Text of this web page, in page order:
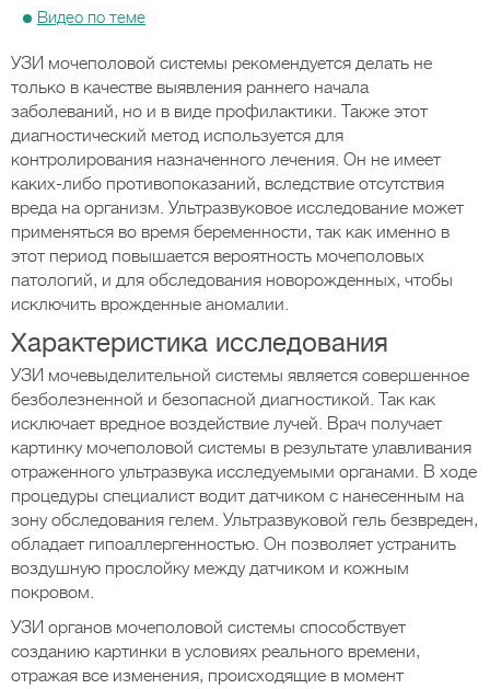
Видео по теме
УЗИ мочеполовой системы рекомендуется делать не
только в качестве выявления раннего начала
заболеваний, но и в виде профилактики. Также этот
диагностический метод используется для
контролирования назначенного лечения. Он не имеет
каких-либо противопоказаний, вследствие отсутствия
вреда на организм. Ультразвуковое исследование может
применяться во время беременности, так как именно в
этот период повышается вероятность мочеполовых
патологий, и для обследования новорожденных, чтобы
исключить врожденные аномалии.
Характеристика исследования
УЗИ мочевыделительной системы является совершенное
безболезненной и безопасной диагностикой. Так как
исключает вредное воздействие лучей. Врач получает
картинку мочеполовой системы в результате улавливания
отраженного ультразвука исследуемыми органами. В ходе
процедуры специалист водит датчиком с нанесенным на
зону обследования гелем. Ультразвуковой гель безвреден,
обладает гипоаллергенностью. Он позволяет устранить
воздушную прослойку между датчиком и кожным
покровом.
УЗИ органов мочеполовой системы способствует
созданию картинки в условиях реального времени,
отражая все изменения, происходящие в момент